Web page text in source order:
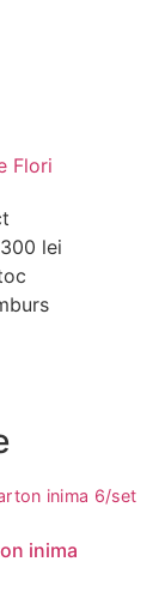
Flori
lei
inima